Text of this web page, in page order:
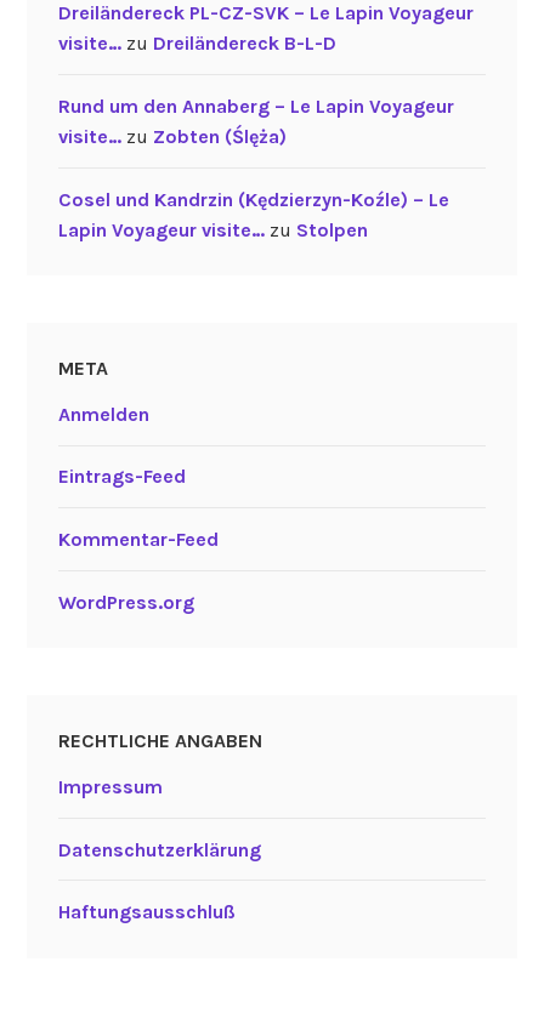
Dreiländereck PL-CZ-SVK – Le Lapin Voyageur
visite…zu Dreiländereck B-L-D
Rund um den Annaberg – Le Lapin Voyageur
visite…zu Zobten (Ślęża)
Cosel und Kandrzin (Kędzierzyn-Koźle) – Le
Lapin Voyageur visite…zu Stolpen
META
Anmelden
Eintrags-Feed
Kommentar-Feed
WordPress.org
RECHTLICHE ANGABEN
Impressum
Datenschutzerklärung
Haftungsausschluß